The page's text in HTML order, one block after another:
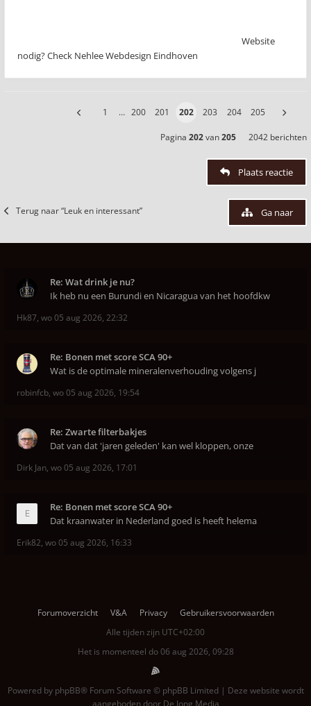
Website
nodig? Check Nehlee Webdesign Eindhoven
1 … 200 201 202 203 204 205
Pagina 202van205 2042 berichten
Plaats reactie
Terug naar “Leuk en interessant” Ga naar
Re: Wat drink je nu?
Ik heb nu een Burundi en Nicaragua van het hoofdkw
Hk87, wo 05 aug 2026, 22:32
Re: Bonen met score SCA 90+
Wat is de optimale mineralenverhouding volgens j
robinfcb, wo 05 aug 2026, 19:54
Re: Zwarte filterbakjes
Dat van dat 'jaren geleden' kan wel kloppen, onze
Dirk Jan, wo 05 aug 2026, 17:01
Re: Bonen met score SCA 90+
Dat kraanwater in Nederland goed is heeft helema
Erik82, wo 05 aug 2026, 16:33
Forumoverzicht V&A Privacy
Gebruikersvoorwaarden
Alle tijden zijn UTC+02:00
Het is momenteel do 06 aug 2026, 09:28
Powered by phpBB® Forum Software © phpBB Limited | Deze website wordt
aangeboden door De Jong Media